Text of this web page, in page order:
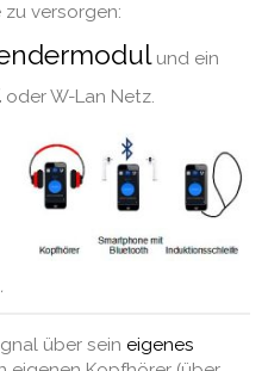
versorgen:
und ein
oder W-Lan Netz.
.
über sein eigenes